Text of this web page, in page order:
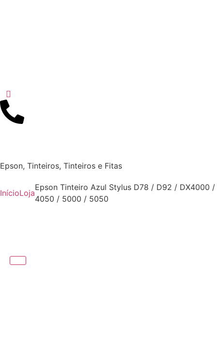
Epson, Tinteiros, Tinteiros e Fitas
InícioLoja
Epson Tinteiro Azul Stylus D78 / D92 / DX4000 /
4050 / 5000 / 5050